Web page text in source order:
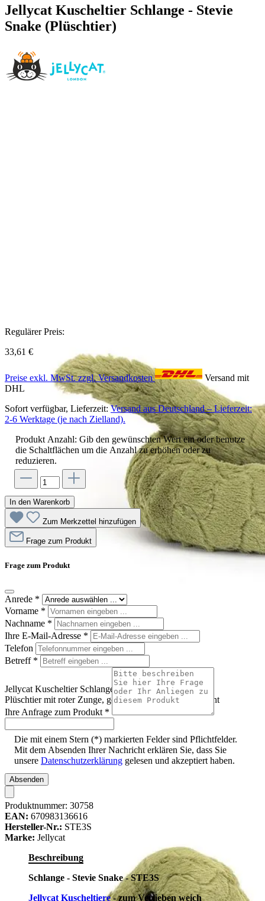
Jellycat Kuscheltier Schlange - Stevie
Snake (Plüschtier)
Jellycat Kuscheltier Schlange Stevie Snake, olivgrünes
Plüschtier mit roter Zunge, geringelt liegend, Frontansicht
Regulärer Preis:
33,61 €
Preise exkl. MwSt. zzgl. Versandkosten
Versand mit
DHL
Sofort verfügbar, Lieferzeit:Versand aus Deutschland – Lieferzeit:
2-6 Werktage (je nach Zielland).
Produkt Anzahl: Gib den gewünschten Wert ein oder benutze
die Schaltflächen um die Anzahl zu erhöhen oder zu
reduzieren.
In den Warenkorb
Zum Merkzettel hinzufügen
Frage zum Produkt
Frage zum Produkt
Anrede *
Vorname *
Nachname *
Ihre E-Mail-Adresse *
Telefon
Betreff *
Ihre Anfrage zum Produkt *
Die mit einem Stern (*) markierten Felder sind Pflichtfelder.
Mit dem Absenden Ihrer Nachricht erklären Sie, dass Sie
unsere Datenschutzerklärung gelesen und akzeptiert haben.
Absenden
Produktnummer: 30758
EAN: 670983136616
Hersteller-Nr.: STE3S
Marke: Jellycat
Beschreibung
Schlange - Stevie Snake - STE3S
Jellycat Kuscheltiere- zum Verlieben weich